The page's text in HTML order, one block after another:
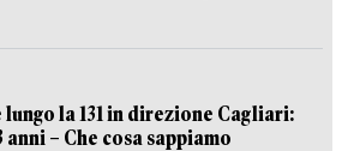
la 131 in direzione Cagliari:
– Che cosa sappiamo